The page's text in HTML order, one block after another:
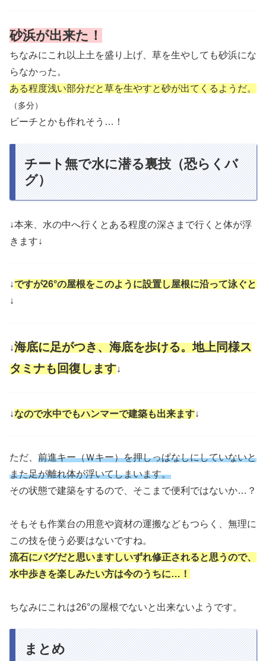
砂浜が出来た！
ちなみにこれ以上土を盛り上げ、草を生やしても砂浜にな
らなかった。
ある程度浅い部分だと草を生やすと砂が出てくるようだ。
（多分）
ビーチとかも作れそう…！
チート無で水に潜る裏技（恐らくバ
グ）
↓本来、水の中へ行くとある程度の深さまで行くと体が浮
きます↓
↓ですが26°の屋根をこのように設置し屋根に沿って泳ぐと
↓
↓海底に足がつき、海底を歩ける。地上同様ス
タミナも回復します↓
↓なので水中でもハンマーで建築も出来ます↓
ただ、 前進キー（Ｗキー）を押しっぱなしにしていないと
また足が離れ体が浮いてしまいます。
その状態で建築をするので、そこまで便利ではないか…？
そもそも作業台の用意や資材の運搬などもつらく、無理に
この技を使う必要はないですね。
流石にバグだと思いますしいずれ修正されると思うので、
水中歩きを楽しみたい方は今のうちに…！
ちなみにこれは26°の屋根でないと出来ないようです。
まとめ